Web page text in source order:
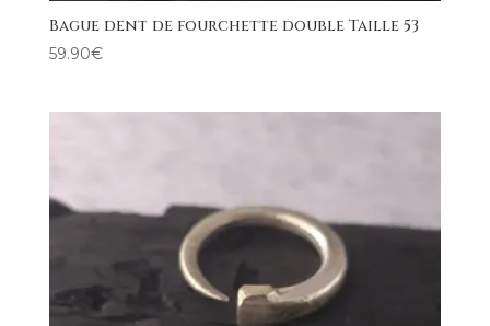
Bague dent de fourchette double Taille 53
59.90€